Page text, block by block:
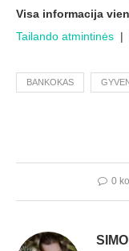
Visa informacija
Tailando atmintinės |
BANKOKAS
0